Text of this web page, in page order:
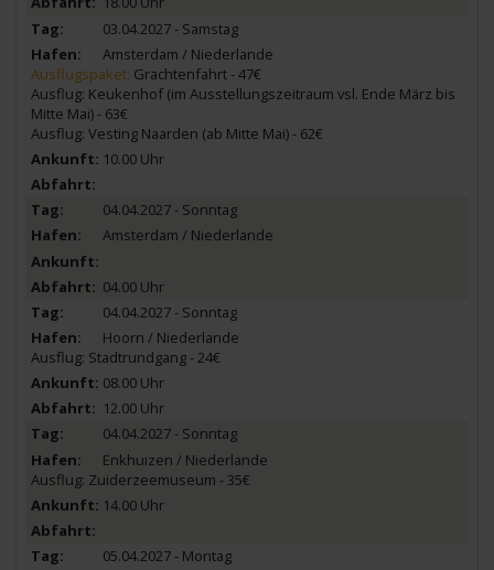
03.04.2027 - Samstag
Amsterdam / Niederlande
Ausflugspaket: Grachtenfahrt - 47€
Ausflug: Keukenhof (im Ausstellungszeitraum vsl. Ende März bis
Mitte Mai) - 63€
Ausflug: Vesting Naarden (ab Mitte Mai) - 62€
10.00 Uhr
04.04.2027 - Sonntag
Amsterdam / Niederlande
04.00 Uhr
04.04.2027 - Sonntag
Hoorn / Niederlande
Ausflug: Stadtrundgang - 24€
08.00 Uhr
12.00 Uhr
04.04.2027 - Sonntag
Enkhuizen / Niederlande
Ausflug: Zuiderzeemuseum - 35€
14.00 Uhr
05.04.2027 - Montag